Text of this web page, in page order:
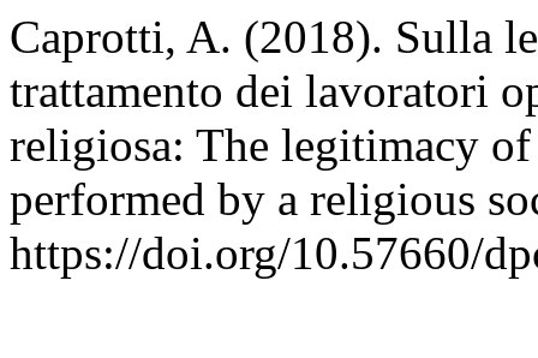
Caprotti, A. (2018). Sulla
trattamento dei lavoratori
religiosa: The legitimacy
performed by a religious
https://doi.org/10.57660/